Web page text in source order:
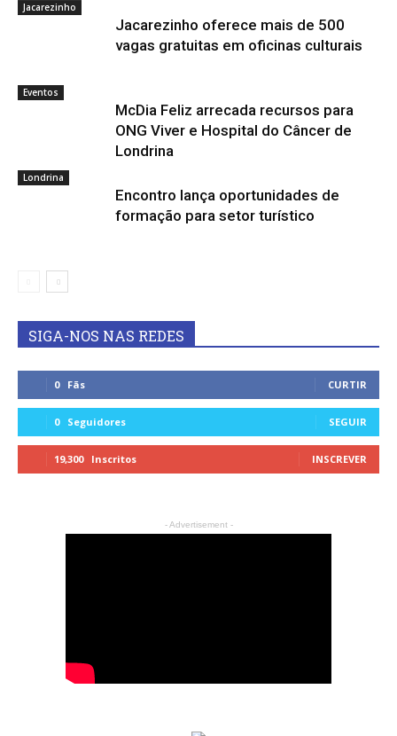
Jacarezinho
Jacarezinho oferece mais de 500
vagas gratuitas em oficinas culturais
Eventos
McDia Feliz arrecada recursos para
ONG Viver e Hospital do Câncer de
Londrina
Londrina
Encontro lança oportunidades de
formação para setor turístico
SIGA-NOS NAS REDES
0 Fãs CURTIR
0 Seguidores SEGUIR
19,300 Inscritos INSCREVER
- Advertisement -